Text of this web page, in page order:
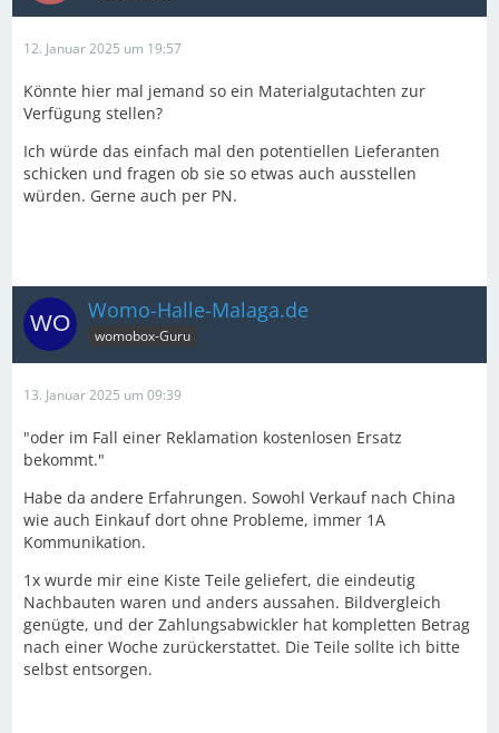
12. Januar 2025 um 19:57
Könnte hier mal jemand so ein Materialgutachten zur
Verfügung stellen?
Ich würde das einfach mal den potentiellen Lieferanten
schicken und fragen ob sie so etwas auch ausstellen
würden. Gerne auch per PN.
Womo-Halle-Malaga.de
womobox-Guru
13. Januar 2025 um 09:39
"oder im Fall einer Reklamation kostenlosen Ersatz
bekommt."
Habe da andere Erfahrungen. Sowohl Verkauf nach China
wie auch Einkauf dort ohne Probleme, immer 1A
Kommunikation.
1x wurde mir eine Kiste Teile geliefert, die eindeutig
Nachbauten waren und anders aussahen. Bildvergleich
genügte, und der Zahlungsabwickler hat kompletten Betrag
nach einer Woche zurückerstattet. Die Teile sollte ich bitte
selbst entsorgen.